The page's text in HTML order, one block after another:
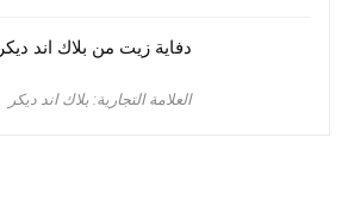
دفاية زيت من بلاك اند ديكر 11 ريشة
العلامة التجارية: بلاك اند ديكر